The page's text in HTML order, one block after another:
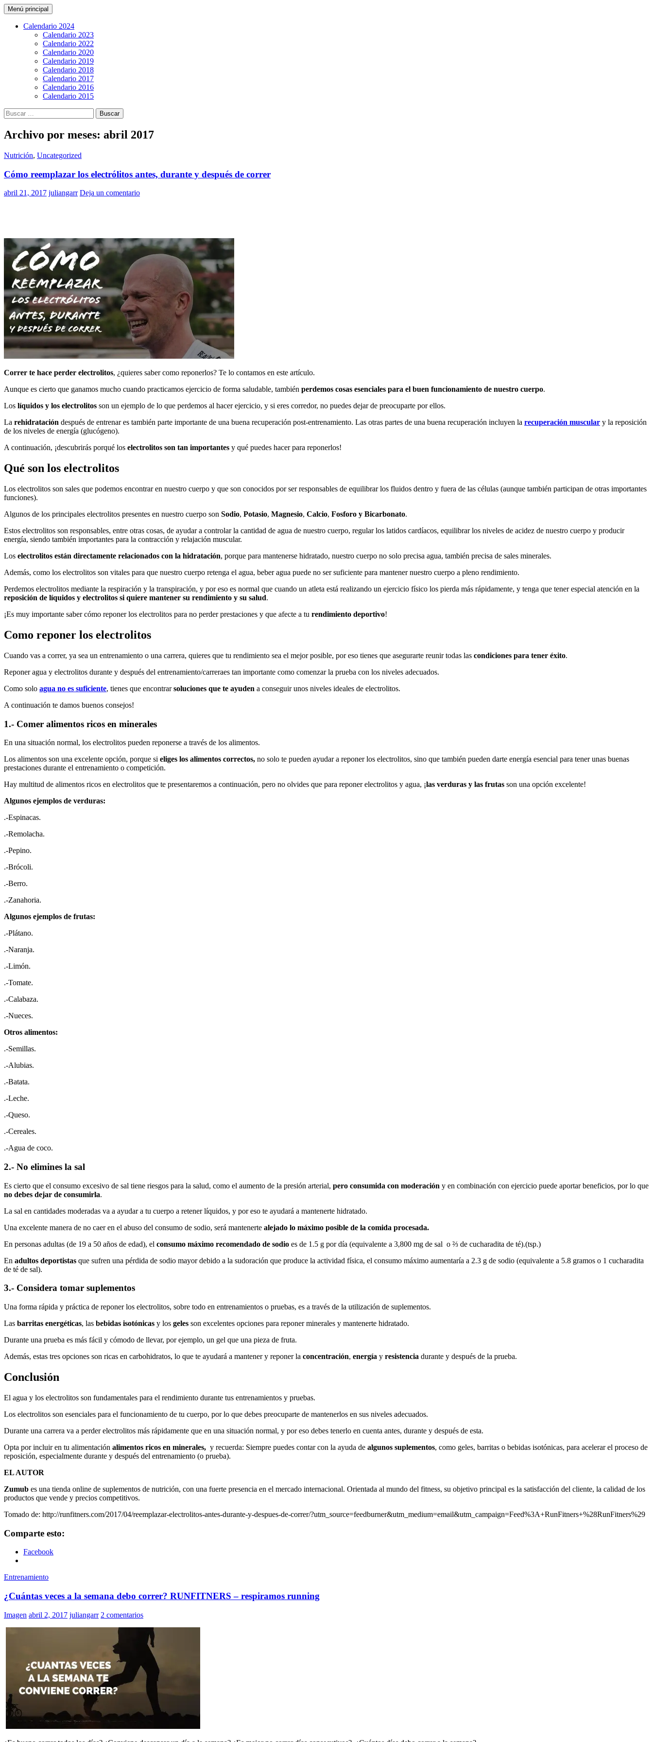
CarreraPro Venezuela
Buscar
Menú principal Saltar
al
contenido
Calendario 2024
Calendario 2023
Calendario 2022
Calendario 2020
Calendario 2019
Calendario 2018
Calendario 2017
Calendario 2016
Calendario 2015
Buscar:
Archivo por meses: abril 2017
Nutrición, Uncategorized
Cómo reemplazar los electrólitos antes, durante y después de correr
abril 21, 2017 juliangarr Deja un comentario
Correr te hace perder electrolitos, ¿quieres saber como reponerlos? Te lo contamos en este artículo.
Aunque es cierto que ganamos mucho cuando practicamos ejercicio de forma saludable, también perdemos cosas esenciales para el buen funcionamiento de nuestro cuerpo.
Los líquidos y los electrolitos son un ejemplo de lo que perdemos al hacer ejercicio, y si eres corredor, no puedes dejar de preocuparte por ellos.
La rehidratación después de entrenar es también parte importante de una buena recuperación post-entrenamiento. Las otras partes de una buena recuperación incluyen la recuperación muscular y la reposición
de los niveles de energía (glucógeno).
A continuación, ¡descubrirás porqué los electrolitos son tan importantes y qué puedes hacer para reponerlos!
Qué son los electrolitos
Los electrolitos son sales que podemos encontrar en nuestro cuerpo y que son conocidos por ser responsables de equilibrar los fluidos dentro y fuera de las células (aunque también participan de otras importantes
funciones).
Algunos de los principales electrolitos presentes en nuestro cuerpo son Sodio, Potasio, Magnesio, Calcio, Fosforo y Bicarbonato.
Estos electrolitos son responsables, entre otras cosas, de ayudar a controlar la cantidad de agua de nuestro cuerpo, regular los latidos cardíacos, equilibrar los niveles de acidez de nuestro cuerpo y producir
energía, siendo también importantes para la contracción y relajación muscular.
Los electrolitos están directamente relacionados con la hidratación, porque para mantenerse hidratado, nuestro cuerpo no solo precisa agua, también precisa de sales minerales.
Además, como los electrolitos son vitales para que nuestro cuerpo retenga el agua, beber agua puede no ser suficiente para mantener nuestro cuerpo a pleno rendimiento.
Perdemos electrolitos mediante la respiración y la transpiración, y por eso es normal que cuando un atleta está realizando un ejercicio físico los pierda más rápidamente, y tenga que tener especial atención en la
reposición de líquidos y electrolitos si quiere mantener su rendimiento y su salud.
¡Es muy importante saber cómo reponer los electrolitos para no perder prestaciones y que afecte a tu rendimiento deportivo!
Como reponer los electrolitos
Cuando vas a correr, ya sea un entrenamiento o una carrera, quieres que tu rendimiento sea el mejor posible, por eso tienes que asegurarte reunir todas las condiciones para tener éxito.
Reponer agua y electrolitos durante y después del entrenamiento/carreraes tan importante como comenzar la prueba con los niveles adecuados.
Como solo agua no es suficiente, tienes que encontrarsoluciones que te ayuden a conseguir unos niveles ideales de electrolitos.
A continuación te damos buenos consejos!
1.- Comer alimentos ricos en minerales
En una situación normal, los electrolitos pueden reponerse a través de los alimentos.
Los alimentos son una excelente opción, porque si eliges los alimentos correctos, no solo te pueden ayudar a reponer los electrolitos, sino que también pueden darte energía esencial para tener unas buenas
prestaciones durante el entrenamiento o competición.
Hay multitud de alimentos ricos en electrolitos que te presentaremos a continuación, pero no olvides que para reponer electrolitos y agua, ¡las verduras y las frutas son una opción excelente!
Algunos ejemplos de verduras:
.-Espinacas.
.-Remolacha.
.-Pepino.
.-Brócoli.
.-Berro.
.-Zanahoria.
Algunos ejemplos de frutas:
.-Plátano.
.-Naranja.
.-Limón.
.-Tomate.
.-Calabaza.
.-Nueces.
Otros alimentos:
.-Semillas.
.-Alubias.
.-Batata.
.-Leche.
.-Queso.
.-Cereales.
.-Agua de coco.
2.- No elimines la sal
Es cierto que el consumo excesivo de sal tiene riesgos para la salud, como el aumento de la presión arterial, pero consumida con moderación y en combinación con ejercicio puede aportar beneficios, por lo que
no debes dejar de consumirla.
La sal en cantidades moderadas va a ayudar a tu cuerpo a retener líquidos, y por eso te ayudará a mantenerte hidratado.
Una excelente manera de no caer en el abuso del consumo de sodio, será mantenerte alejado lo máximo posible de la comida procesada.
En personas adultas (de 19 a 50 años de edad), el consumo máximo recomendado de sodio es de 1.5 g por día (equivalente a 3,800 mg de sal o ⅔ de cucharadita de té).(tsp.)
En adultos deportistas que sufren una pérdida de sodio mayor debido a la sudoración que produce la actividad física, el consumo máximo aumentaría a 2.3 g de sodio (equivalente a 5.8 gramos o 1 cucharadita
de té de sal).
3.- Considera tomar suplementos
Una forma rápida y práctica de reponer los electrolitos, sobre todo en entrenamientos o pruebas, es a través de la utilización de suplementos.
Las barritas energéticas, las bebidas isotónicas y los geles son excelentes opciones para reponer minerales y mantenerte hidratado.
Durante una prueba es más fácil y cómodo de llevar, por ejemplo, un gel que una pieza de fruta.
Además, estas tres opciones son ricas en carbohidratos, lo que te ayudará a mantener y reponer la concentración, energía y resistencia durante y después de la prueba.
Conclusión
El agua y los electrolitos son fundamentales para el rendimiento durante tus entrenamientos y pruebas.
Los electrolitos son esenciales para el funcionamiento de tu cuerpo, por lo que debes preocuparte de mantenerlos en sus niveles adecuados.
Durante una carrera va a perder electrolitos más rápidamente que en una situación normal, y por eso debes tenerlo en cuenta antes, durante y después de esta.
Opta por incluir en tu alimentación alimentos ricos en minerales, y recuerda: Siempre puedes contar con la ayuda de algunos suplementos, como geles, barritas o bebidas isotónicas, para acelerar el proceso de
reposición, especialmente durante y después del entrenamiento (o prueba).
EL AUTOR
Zumub es una tienda online de suplementos de nutrición, con una fuerte presencia en el mercado internacional. Orientada al mundo del fitness, su objetivo principal es la satisfacción del cliente, la calidad de los
productos que vende y precios competitivos.
​Tomado de: http://runfitners.com/2017/04/reemplazar-electrolitos-antes-durante-y-despues-de-correr/?utm_source=feedburner&utm_medium=email&utm_campaign=Feed%3A+RunFitners+%28RunFitners%29
Comparte esto:
Facebook
Entrenamiento
¿Cuántas veces a la semana debo correr? RUNFITNERS – respiramos running
Imagen abril 2, 2017 juliangarr 2 comentarios